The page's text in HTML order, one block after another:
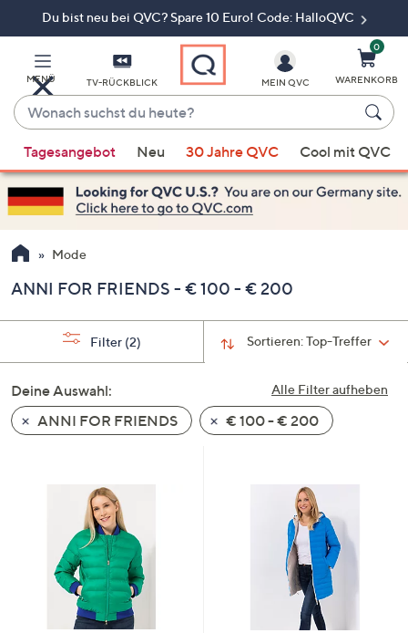
Du bist neu bei QVC? Spare 10 Euro! Code: HalloQVC
MENÜ TV-RÜCKBLICK
Wonach
suchst
du
heute?
Vorschläge
verfügbar
sind,
verwenden
Sie
Pfeiltasten
nach
und
nach
unten
oder
MEIN QVC
0
WARENKORB
Tagesangebot Neu 30 Jahre QVC Cool mit QVC
Mode
ANNI FOR FRIENDS - € 100 - € 200
Sortieren:Top-Treffer
Filter (2)
Alle Filter aufheben
Deine Auswahl:
ANNI FOR FRIENDS
€ 100 - € 200